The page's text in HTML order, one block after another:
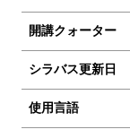
開講クォーター
シラバス更新日
使用言語